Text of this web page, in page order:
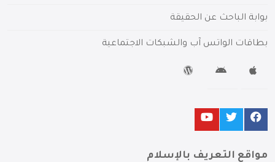
بوابة الباحث عن الحقيقة
بطاقات الواتس آب والشبكات الاجتماعية
مواقع التعريف بالإسلام